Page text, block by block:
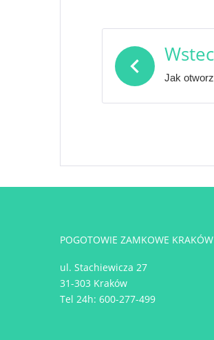
wpisu
Jak
POGOTOWIE ZAMKOWE KRAKÓW
ul. Stachiewicza 27
31-303 Kraków
Tel 24h: 600-277-499